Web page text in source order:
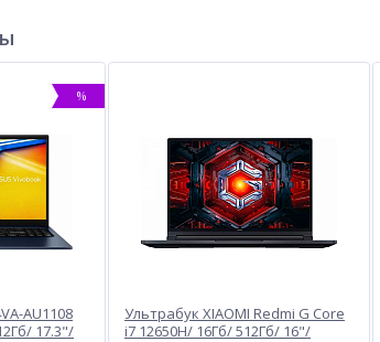
%
AU1108
17.3"/
Ультрабук XIAOMI Redmi G Core
i7 12650H/ 16Гб/ 512Гб/ 16"/